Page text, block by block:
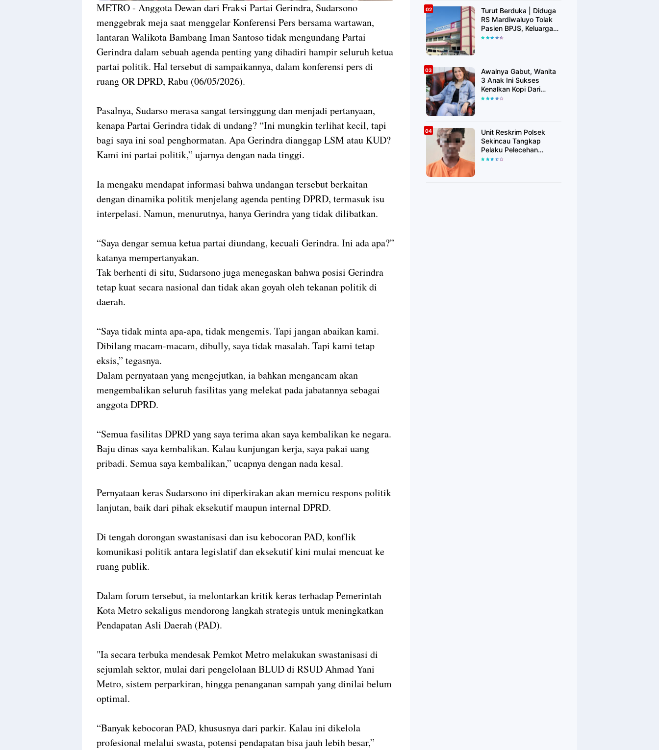
METRO - Anggota Dewan dari Fraksi Partai Gerindra, Sudarsono
menggebrak meja saat menggelar Konferensi Pers bersama wartawan,
lantaran Walikota Bambang Iman Santoso tidak mengundang Partai
Gerindra dalam sebuah agenda penting yang dihadiri hampir seluruh ketua
partai politik. Hal tersebut di sampaikannya, dalam konferensi pers di
ruang OR DPRD, Rabu (06/05/2026).
Pasalnya, Sudarso merasa sangat tersinggung dan menjadi pertanyaan,
kenapa Partai Gerindra tidak di undang? “Ini mungkin terlihat kecil, tapi
bagi saya ini soal penghormatan. Apa Gerindra dianggap LSM atau KUD?
Kami ini partai politik,” ujarnya dengan nada tinggi.
Ia mengaku mendapat informasi bahwa undangan tersebut berkaitan
dengan dinamika politik menjelang agenda penting DPRD, termasuk isu
interpelasi. Namun, menurutnya, hanya Gerindra yang tidak dilibatkan.
“Saya dengar semua ketua partai diundang, kecuali Gerindra. Ini ada apa?”
katanya mempertanyakan.
Tak berhenti di situ, Sudarsono juga menegaskan bahwa posisi Gerindra
tetap kuat secara nasional dan tidak akan goyah oleh tekanan politik di
daerah.
“Saya tidak minta apa-apa, tidak mengemis. Tapi jangan abaikan kami.
Dibilang macam-macam, dibully, saya tidak masalah. Tapi kami tetap
eksis,” tegasnya.
Dalam pernyataan yang mengejutkan, ia bahkan mengancam akan
mengembalikan seluruh fasilitas yang melekat pada jabatannya sebagai
anggota DPRD.
“Semua fasilitas DPRD yang saya terima akan saya kembalikan ke negara.
Baju dinas saya kembalikan. Kalau kunjungan kerja, saya pakai uang
pribadi. Semua saya kembalikan,” ucapnya dengan nada kesal.
Pernyataan keras Sudarsono ini diperkirakan akan memicu respons politik
lanjutan, baik dari pihak eksekutif maupun internal DPRD.
Di tengah dorongan swastanisasi dan isu kebocoran PAD, konflik
komunikasi politik antara legislatif dan eksekutif kini mulai mencuat ke
ruang publik.
Dalam forum tersebut, ia melontarkan kritik keras terhadap Pemerintah
Kota Metro sekaligus mendorong langkah strategis untuk meningkatkan
Pendapatan Asli Daerah (PAD).
"Ia secara terbuka mendesak Pemkot Metro melakukan swastanisasi di
sejumlah sektor, mulai dari pengelolaan BLUD di RSUD Ahmad Yani
Metro, sistem perparkiran, hingga penanganan sampah yang dinilai belum
optimal.
“Banyak kebocoran PAD, khususnya dari parkir. Kalau ini dikelola
profesional melalui swasta, potensi pendapatan bisa jauh lebih besar,”
Turut Berduka | Diduga
RS Mardiwaluyo Tolak
Pasien BPJS, Keluarga
Pasien: "ini Yang
Awalnya Gabut, Wanita
3 Anak Ini Sukses
Kenalkan Kopi Dari
Simalungun di Bekasi
Unit Reskrim Polsek
Sekincau Tangkap
Pelaku Pelecehan
Seksual Anak di Bawah